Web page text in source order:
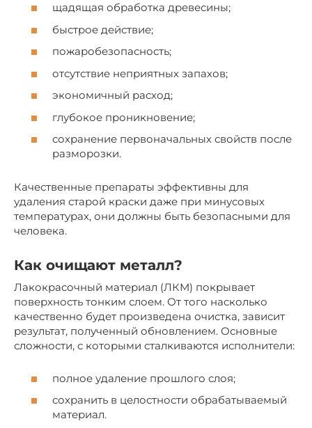
щадящая обработка древесины;
быстрое действие;
пожаробезопасность;
отсутствие неприятных запахов;
экономичный расход;
глубокое проникновение;
сохранение первоначальных свойств после
разморозки.
Качественные препараты эффективны для
удаления старой краски даже при минусовых
температурах, они должны быть безопасными для
человека.
Как очищают металл?
Лакокрасочный материал (ЛКМ) покрывает
поверхность тонким слоем. От того насколько
качественно будет произведена очистка, зависит
результат, полученный обновлением. Основные
сложности, с которыми сталкиваются исполнители:
полное удаление прошлого слоя;
сохранить в целостности обрабатываемый
материал.